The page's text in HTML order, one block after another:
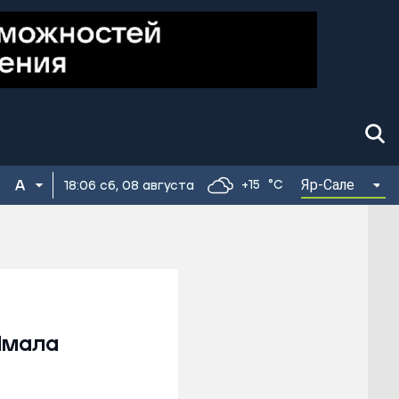
18:06 сб, 08 августа +15 °C Яр-Сале